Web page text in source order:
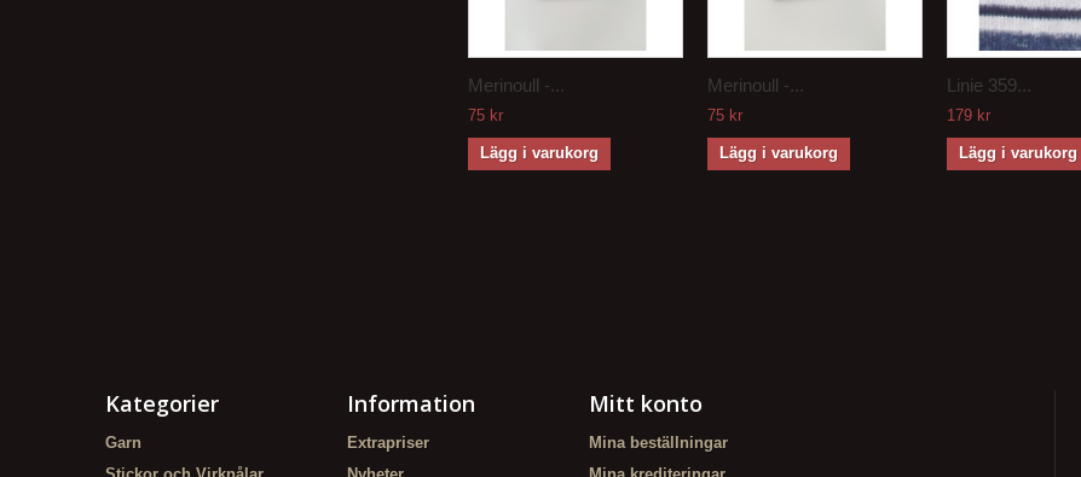
Merinoull -...
75 kr
Lägg i varukorg
Merinoull -...
75 kr
Lägg i varukorg
Linie 359...
179 kr
Lägg i varukorg
Kategorier
Garn
Information
Extrapriser
Mitt konto
Mina beställningar